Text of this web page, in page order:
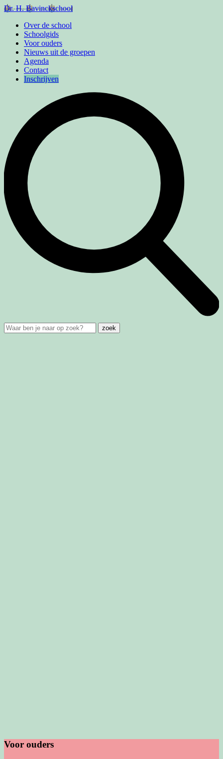
Dr. H. Bavinckschool
Over de school
Schoolgids
Voor ouders
Nieuws uit de groepen
Agenda
Contact
Inschrijven
Voor ouders